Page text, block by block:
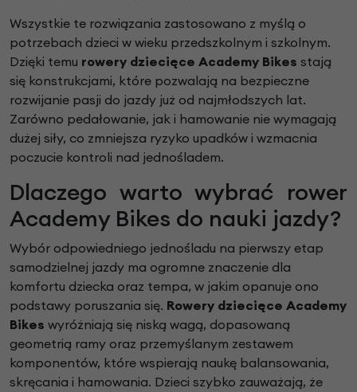
Wszystkie te rozwiązania zastosowano z myślą o
potrzebach dzieci w wieku przedszkolnym i szkolnym.
Dzięki temu rowery dziecięce Academy Bikes stają
się konstrukcjami, które pozwalają na bezpieczne
rozwijanie pasji do jazdy już od najmłodszych lat.
Zarówno pedałowanie, jak i hamowanie nie wymagają
dużej siły, co zmniejsza ryzyko upadków i wzmacnia
poczucie kontroli nad jednośladem.
Dlaczego warto wybrać rower
Academy Bikes do nauki jazdy?
Wybór odpowiedniego jednośladu na pierwszy etap
samodzielnej jazdy ma ogromne znaczenie dla
komfortu dziecka oraz tempa, w jakim opanuje ono
podstawy poruszania się. Rowery dziecięce Academy
Bikes wyróżniają się niską wagą, dopasowaną
geometrią ramy oraz przemyślanym zestawem
komponentów, które wspierają naukę balansowania,
skręcania i hamowania. Dzieci szybko zauważają, że